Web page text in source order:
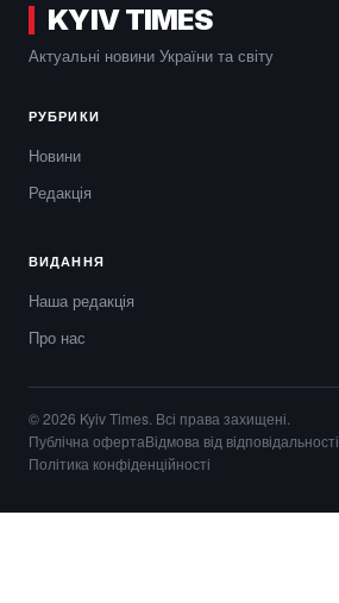
KYIV TIMES
Актуальні новини України та світу
РУБРИКИ
Новини
Редакція
ВИДАННЯ
Наша редакція
Про нас
© 2026 Kyiv Times. Всі права захищені.
Публічна офертаВідмова від відповідальності
Політика конфіденційності